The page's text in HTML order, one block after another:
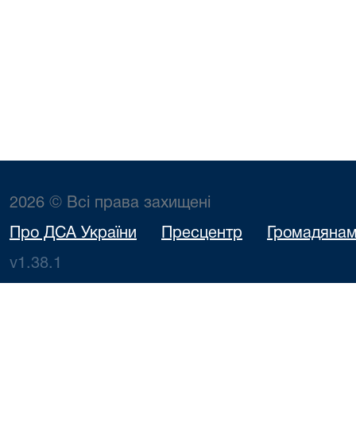
2026 © Всі права захищені
Про ДСА України Пресцентр
v1.38.1